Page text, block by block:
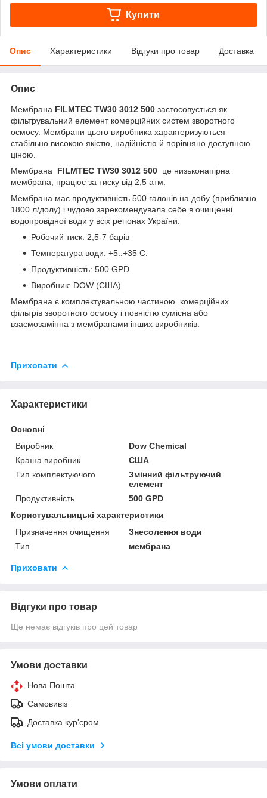
Купити
Опис Характеристики Відгуки про товар Доставка
Опис
Мембрана FILMTEC TW30 3012 500 застосовується як
фільтрувальний елемент комерційних систем зворотного
осмосу. Мембрани цього виробника характеризуються
стабільно високою якістю, надійністю й порівняно доступною
ціною.
Мембрана FILMTEC TW30 3012 500 це низьконапірна
мембрана, працює за тиску від 2,5 атм.
Мембрана має продуктивність 500 галонів на добу (приблизно
1800 л/долу) і чудово зарекомендувала себе в очищенні
водопровідної води у всіх регіонах України.
Робочий тиск: 2,5-7 барів
Температура води: +5..+35 С.
Продуктивність: 500 GPD
Виробник: DOW (США)
Мембрана є комплектувальною частиною комерційних
фільтрів зворотного осмосу і повністю сумісна або
взаємозамінна з мембранами інших виробників.
Приховати
Характеристики
Основні
Виробник
Dow Chemical
Країна виробник
США
Тип комплектуючого
Змінний фільтруючий
елемент
Продуктивність
500 GPD
Користувальницькі характеристики
Призначення очищення
Знесолення води
Тип
мембрана
Приховати
Відгуки про товар
Ще немає відгуків про цей товар
Умови доставки
Нова Пошта
Самовивіз
Доставка кур'єром
Всі умови доставки
Умови оплати